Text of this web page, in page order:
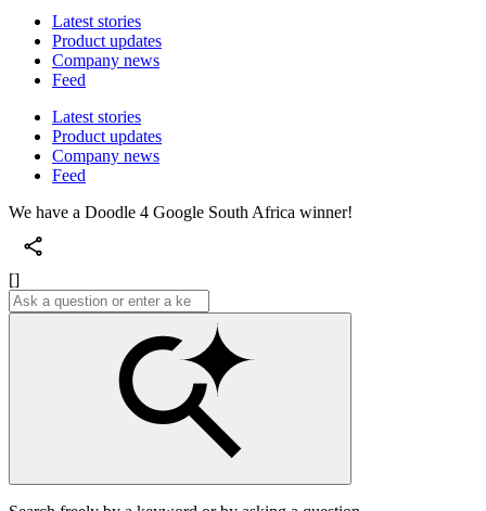
Latest stories
Product updates
Company news
Feed
Latest stories
Product updates
Company news
Feed
We have a Doodle 4 Google South Africa winner!
[]